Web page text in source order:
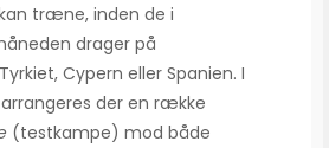
træne, inden de i
drager på
Cypern eller Spanien. I
der en række
(testkampe) mod både